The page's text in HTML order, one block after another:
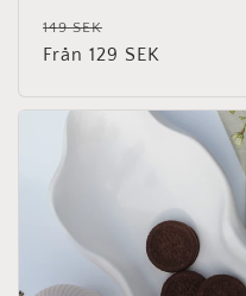
Ordinarie
pris
149 SEK
Från 129 SEK